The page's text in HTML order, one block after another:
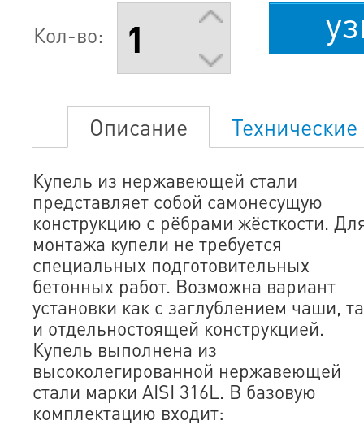
Кол-во:
Описание Технические
Купель из нержавеющей стали
представляет собой самонесущую
конструкцию с рёбрами жёсткости.
монтажа купели не требуется
специальных подготовительных
бетонных работ. Возможна вариант
установки как с заглублением чаши,
и отдельностоящей конструкцией.
Купель выполнена из
высоколегированной нержавеющей
стали марки AISI 316L. В базовую
комплектацию входит: